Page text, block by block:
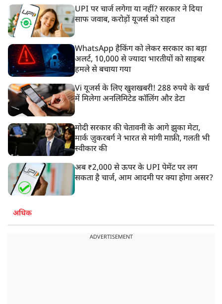
UPI पर चार्ज लगेगा या नहीं? सरकार ने दिया
साफ जवाब, करोड़ों यूजर्स को राहत
WhatsApp हैकिंग को लेकर सरकार का बड़ा
अलर्ट, 10,000 से ज्यादा भारतीयों को साइबर
हमले से बचाया गया
Vi यूजर्स के लिए खुशखबरी! 288 रुपये के खर्च
में मिलेगा अनलिमिटेड कॉलिंग और डेटा
मोदी सरकार की चेतावनी के आगे झुका मेटा,
मार्क ज़ुकरबर्ग ने भारत से मांगी माफ़ी, गलती भी
स्वीकार की
अब ₹2,000 से ऊपर के UPI पेमेंट पर लग
सकता है चार्ज, आम आदमी पर क्या होगा असर?
अधिक
ADVERTISEMENT